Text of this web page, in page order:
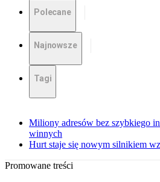
Polecane
Najnowsze
Tagi
Miliony adresów bez szybkiego
winnych
Hurt staje się nowym silnikiem
Promowane treści